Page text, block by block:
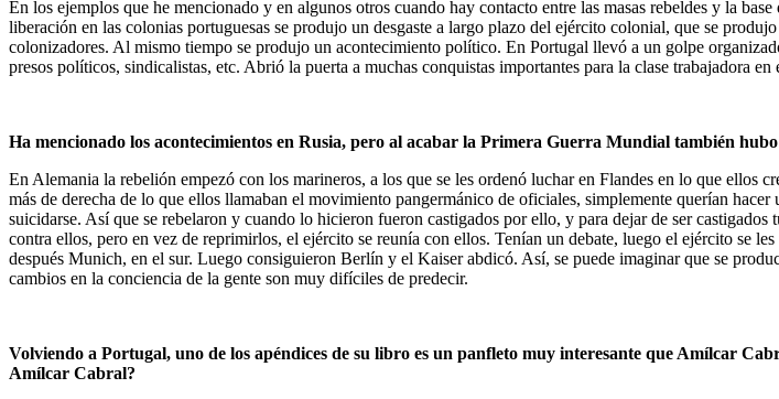
En los ejemplos que he mencionado y en algunos otros cuando hay contacto entre las masas rebeldes y la
liberación en las colonias portuguesas se produjo un desgaste a largo plazo del ejército colonial, que se
colonizadores. Al mismo tiempo se produjo un acontecimiento político. En Portugal llevó a un golpe
presos políticos, sindicalistas, etc. Abrió la puerta a muchas conquistas importantes para la clase trabajadora en
Ha mencionado los acontecimientos en Rusia, pero al acabar la Primera Guerra Mundial también
En Alemania la rebelión empezó con los marineros, a los que se les ordenó luchar en Flandes en lo que ellos
más de derecha de lo que ellos llamaban el movimiento pangermánico de oficiales, simplemente querían
suicidarse. Así que se rebelaron y cuando lo hicieron fueron castigados por ello, y para dejar de ser
contra ellos, pero en vez de reprimirlos, el ejército se reunía con ellos. Tenían un debate, luego el ejército se
después Munich, en el sur. Luego consiguieron Berlín y el Kaiser abdicó. Así, se puede imaginar que se
cambios en la conciencia de la gente son muy difíciles de predecir.
Volviendo a Portugal, uno de los apéndices de su libro es un panfleto muy interesante que Amílcar
Amílcar Cabral?